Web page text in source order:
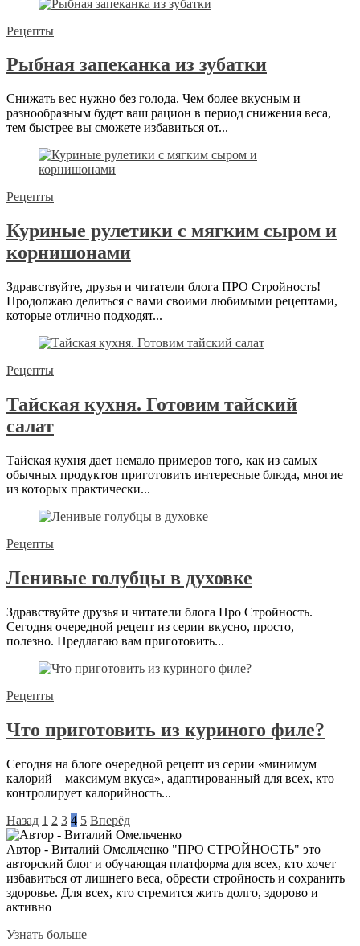
Рецепты
Рыбная запеканка из зубатки
Снижать вес нужно без голода. Чем более вкусным и
разнообразным будет ваш рацион в период снижения веса,
тем быстрее вы сможете избавиться от...
Рецепты
Куриные рулетики с мягким сыром и
корнишонами
Здравствуйте, друзья и читатели блога ПРО Стройность!
Продолжаю делиться с вами своими любимыми рецептами,
которые отлично подходят...
Рецепты
Тайская кухня. Готовим тайский
салат
Тайская кухня дает немало примеров того, как из самых
обычных продуктов приготовить интересные блюда, многие
из которых практически...
Рецепты
Ленивые голубцы в духовке
Здравствуйте друзья и читатели блога Про Стройность.
Сегодня очередной рецепт из серии вкусно, просто,
полезно. Предлагаю вам приготовить...
Рецепты
Что приготовить из куриного филе?
Сегодня на блоге очередной рецепт из серии «минимум
калорий – максимум вкуса», адаптированный для всех, кто
контролирует калорийность...
Назад 1 2 3 4 5 Вперёд
Автор - Виталий Омельченко "ПРО СТРОЙНОСТЬ" это
авторский блог и обучающая платформа для всех, кто хочет
избавиться от лишнего веса, обрести стройность и сохранить
здоровье. Для всех, кто стремится жить долго, здорово и
активно
Узнать больше